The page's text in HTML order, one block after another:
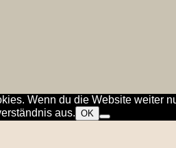
Wenn du die Website weiter
aus. OK